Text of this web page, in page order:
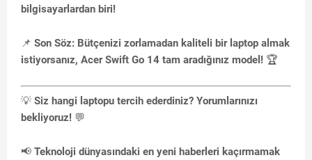
bilgisayarlardan biri!
📌 Son Söz: Bütçenizi zorlamadan kaliteli bir laptop almak
istiyorsanız, Acer Swift Go 14 tam aradığınız model! 🏆
💡 Siz hangi laptopu tercih ederdiniz? Yorumlarınızı
bekliyoruz! 💬
📢 Teknoloji dünyasındaki en yeni haberleri kaçırmamak